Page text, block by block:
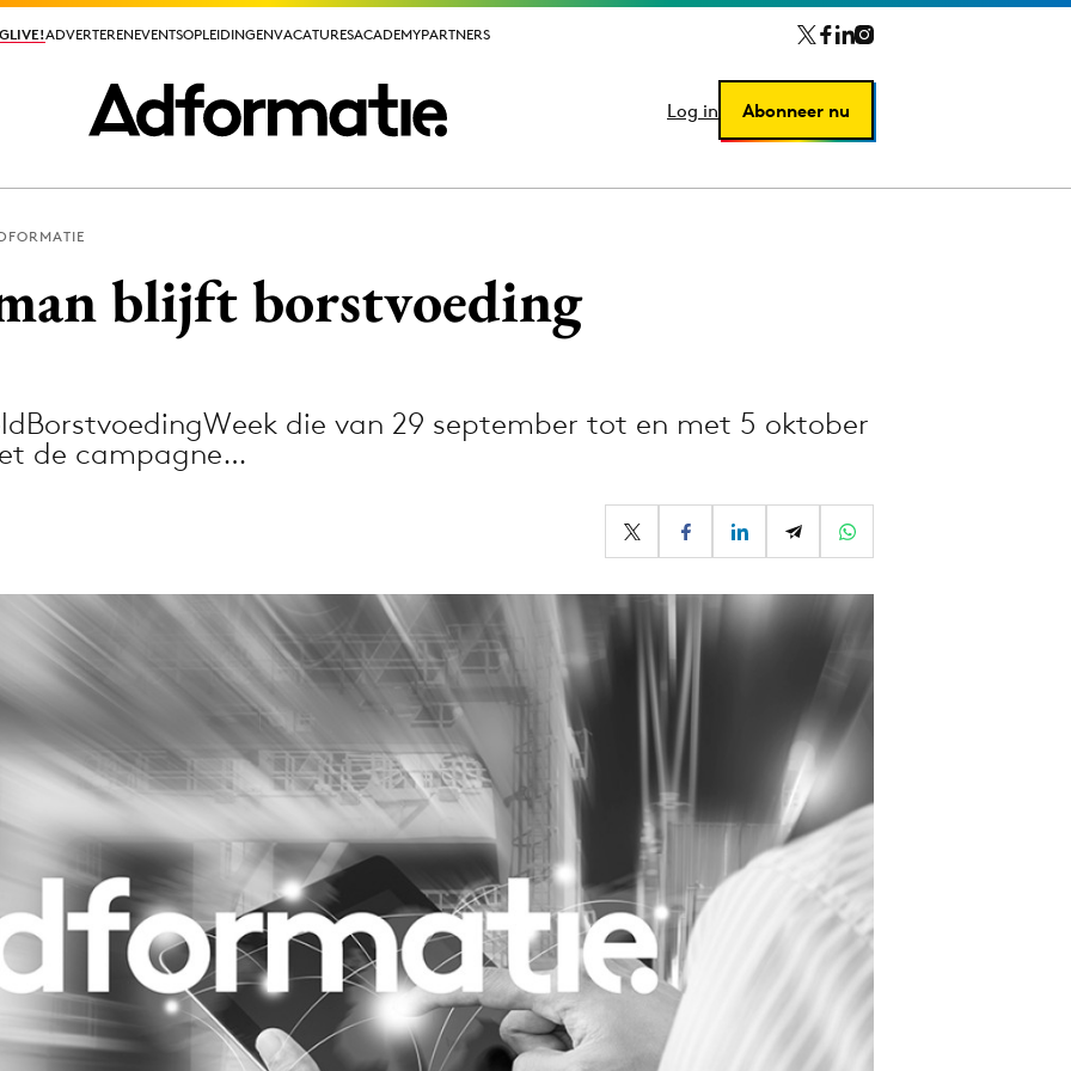
ADVERTERENEVENTSOPLEIDINGENVACATURESACADEMYPARTNERS
Log in Abonneer nu
ADVERTERENEVENTSOPLEIDINGENVACATURESACADEMYPARTNERS
Log in Abonneer nu
Media
Reputatie & crisis
blijft borstvoeding
die van 29 september tot en met 5 oktober
de campagne…